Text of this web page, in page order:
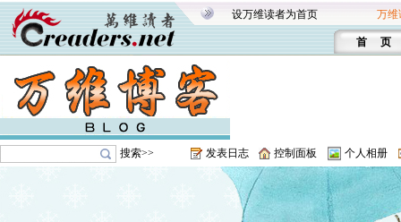
设万维读者为首页 万维
首 页
搜索>> 发表日志 控制面板 个人相册